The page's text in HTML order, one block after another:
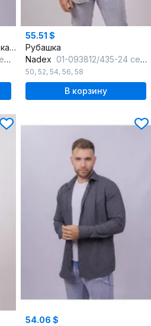
Гладкая рубашка с одним карманом и классическим воротником
55.51 $
Рубашка
Nadex 01-093812/435-24 серо-черный
50, 52, 54, 56, 58
В корзину
54.06 $